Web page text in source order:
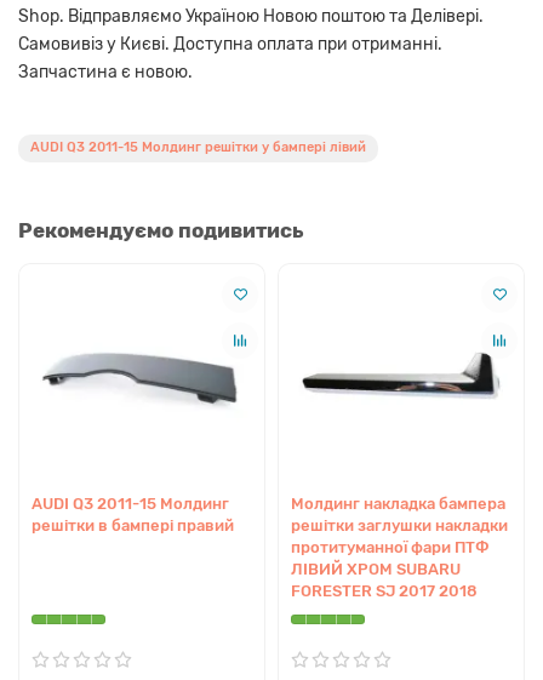
Shop. Відправляємо Україною Новою поштою та Делівері.
Самовивіз у Києві. Доступна оплата при отриманні.
Запчастина є новою.
AUDI Q3 2011-15 Молдинг решітки у бампері лівий
Рекомендуємо подивитись
AUDI Q3 2011-15 Молдинг
решітки в бампері правий
Молдинг накладка бампера
решітки заглушки накладки
протитуманної фари ПТФ
ЛІВИЙ ХРОМ SUBARU
FORESTER SJ 2017 2018